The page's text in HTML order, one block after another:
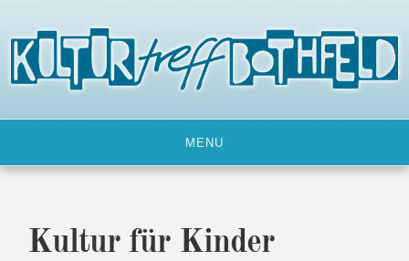
content
MENU
Kultur für Kinder